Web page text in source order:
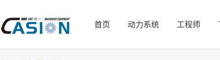
首页 动力系统 工程师